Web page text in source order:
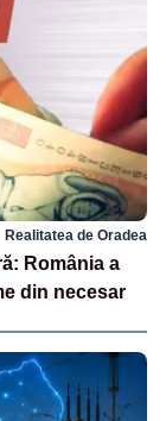
Realitatea de Oradea
România a
din necesar